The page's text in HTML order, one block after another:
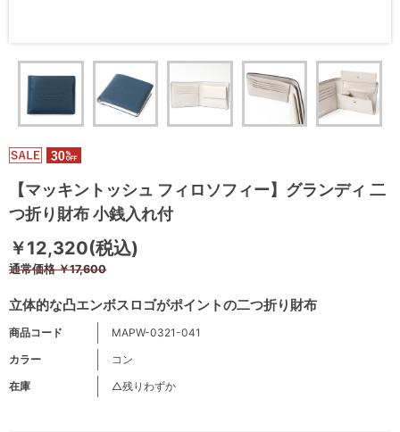
【マッキントッシュ フィロソフィー】グランディ 二
つ折り財布 小銭入れ付
立体的な凸エンボスロゴがポイントの二つ折り財布
￥12,320(税込)
通常価格￥17,600
商品コード
MAPW-0321-041
カラー
コン
在庫
△残りわずか